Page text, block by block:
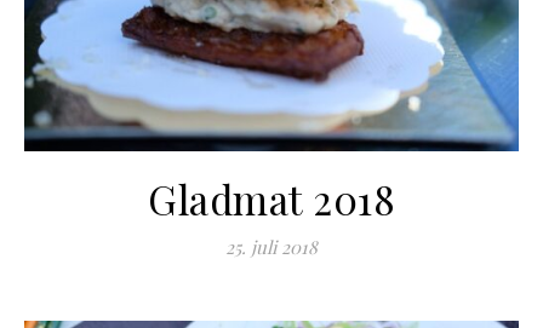
Gladmat 2018
25. juli 2018